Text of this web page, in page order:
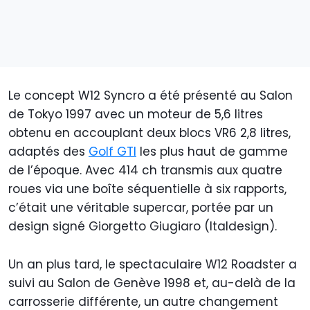
Le concept W12 Syncro a été présenté au Salon
de Tokyo 1997 avec un moteur de 5,6 litres
obtenu en accouplant deux blocs VR6 2,8 litres,
adaptés des Golf GTI les plus haut de gamme
de l’époque. Avec 414 ch transmis aux quatre
roues via une boîte séquentielle à six rapports,
c’était une véritable supercar, portée par un
design signé Giorgetto Giugiaro (Italdesign).
Un an plus tard, le spectaculaire W12 Roadster a
suivi au Salon de Genève 1998 et, au-delà de la
carrosserie différente, un autre changement